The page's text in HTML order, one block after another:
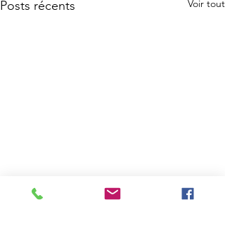
Posts récents Voir tout